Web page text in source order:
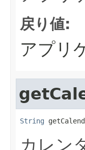
戻り値:
アプリ
String
カレン